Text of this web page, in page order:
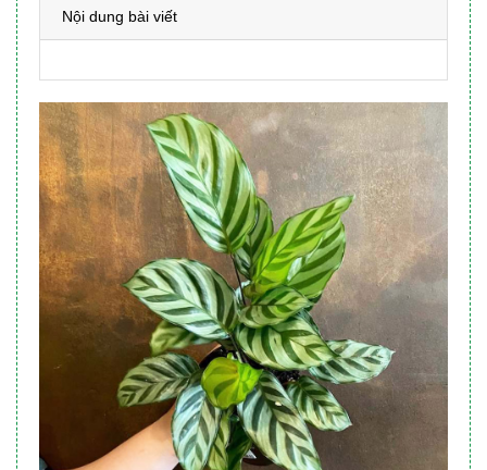
Nội dung bài viết